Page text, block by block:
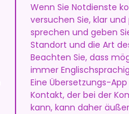
Wenn Sie Notdienste
versuchen Sie, klar
sprechen und geben
Standort und die Art
Beachten Sie, dass
immer
Eine Übersetzungs-
Kontakt, der bei der
kann, kann daher